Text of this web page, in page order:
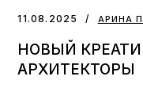
11.08.2025 АРИНА
НОВЫЙ
АРХИТЕКТОРЫ